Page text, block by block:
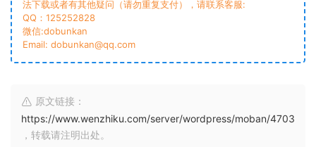
法下载或者有其他疑问（请勿重复支付），请联系客服:
QQ：125252828
微信:dobunkan
Email: dobunkan@qq.com
原文链接：
https://www.wenzhiku.com/server/wordpress/moban/4703
，转载请注明出处。